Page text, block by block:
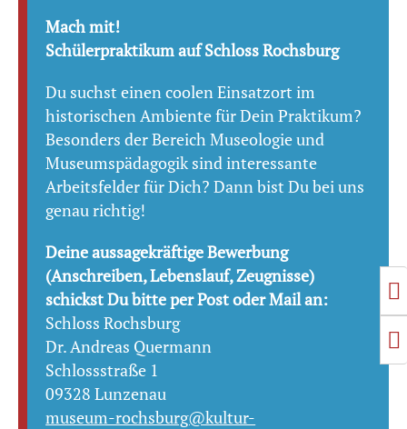
Mach mit!
Schülerpraktikum auf Schloss Rochsburg
Du suchst einen coolen Einsatzort im
historischen Ambiente für Dein Praktikum?
Besonders der Bereich Museologie und
Museumspädagogik sind interessante
Arbeitsfelder für Dich? Dann bist Du bei uns
genau richtig!
Deine aussagekräftige Bewerbung
(Anschreiben, Lebenslauf, Zeugnisse)
schickst Du bitte per Post oder Mail an:
Schloss Rochsburg
Dr. Andreas Quermann
Schlossstraße 1
09328 Lunzenau
museum-rochsburg@kultur-